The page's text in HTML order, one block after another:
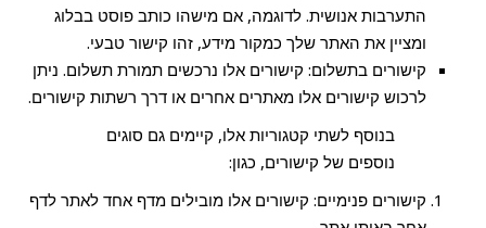
התערבות אנושית. לדוגמה, אם מישהו כותב פוסט בבלוג
ומציין את האתר שלך כמקור מידע, זהו קישור טבעי.
קישורים בתשלום: קישורים אלו נרכשים תמורת תשלום. ניתן
לרכוש קישורים אלו מאתרים אחרים או דרך רשתות קישורים.
בנוסף לשתי קטגוריות אלו, קיימים גם סוגים
נוספים של קישורים, כגון:
קישורים פנימיים: קישורים אלו מובילים מדף אחד לאתר לדף